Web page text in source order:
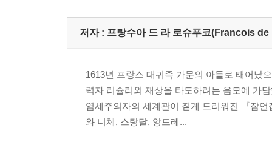
질투의 후폭풍과 자랑의 유료화
어떻게 때를 기다릴 것인가
나의 빛과 그림자
닐 아드미라리
저자 : 프랑수아 드 라 로슈푸코(Francois
1613년 프랑스 대귀족 가문의 아들로 태어났
력자 리슐리외 재상을 타도하려는 음모에 가
염세주의자의 세계관이 짙게 드리워진 『잠
와 니체, 스탕달, 앙드레...